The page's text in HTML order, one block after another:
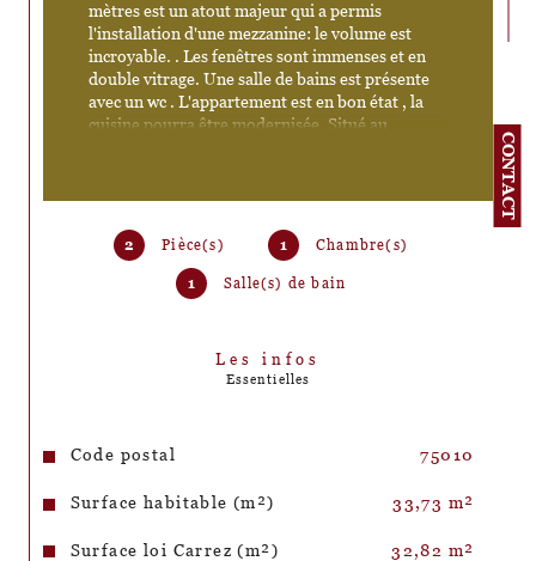
CONTACT
2 Pièce(s) 1 Chambre(s)
1 Salle(s) de bain
Les infos
Essentielles
Caractéristiques Valeurs
Code postal 75010
Surface habitable (m²) 33,73 m²
Surface loi Carrez (m²) 32,82 m²
mètres est un atout majeur qui a permis
l'installation d'une mezzanine: le volume est
incroyable. . Les fenêtres sont immenses et en
double vitrage. Une salle de bains est présente
avec un wc . L'appartement est en bon état , la
cuisine pourra être modernisée. Situé au